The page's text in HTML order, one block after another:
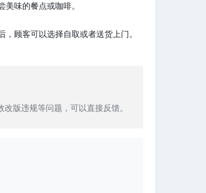
味的餐点或咖啡。
顾客可以选择自取或者送货上门。
版违规等问题，可以直接反馈。